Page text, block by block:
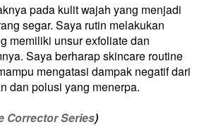
pada kulit wajah yang menjadi
segar. Saya rutin melakukan
memiliki unsur exfoliate dan
Saya berharap skincare routine
mengatasi dampak negatif dari
dan polusi yang menerpa.
Corrector Series)